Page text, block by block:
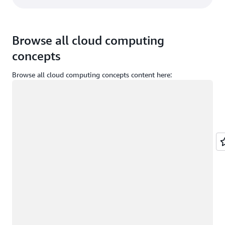
Browse all cloud computing
concepts
Browse all cloud computing concepts content here: